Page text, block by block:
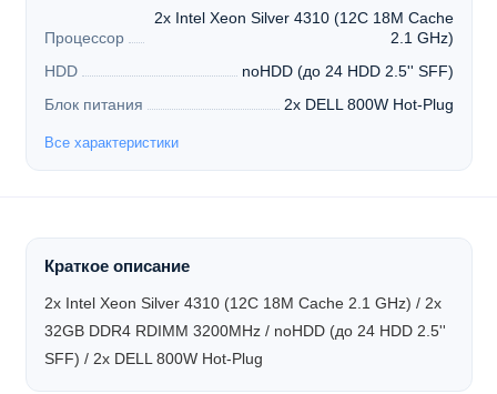
Процессор
2x Intel Xeon Silver 4310 (12C 18M Cache
2.1 GHz)
HDD
noHDD (до 24 HDD 2.5'' SFF)
Блок питания
2x DELL 800W Hot-Plug
Все характеристики
Краткое описание
2x Intel Xeon Silver 4310 (12C 18M Cache 2.1 GHz) / 2x
32GB DDR4 RDIMM 3200MHz / noHDD (до 24 HDD 2.5''
SFF) / 2x DELL 800W Hot-Plug